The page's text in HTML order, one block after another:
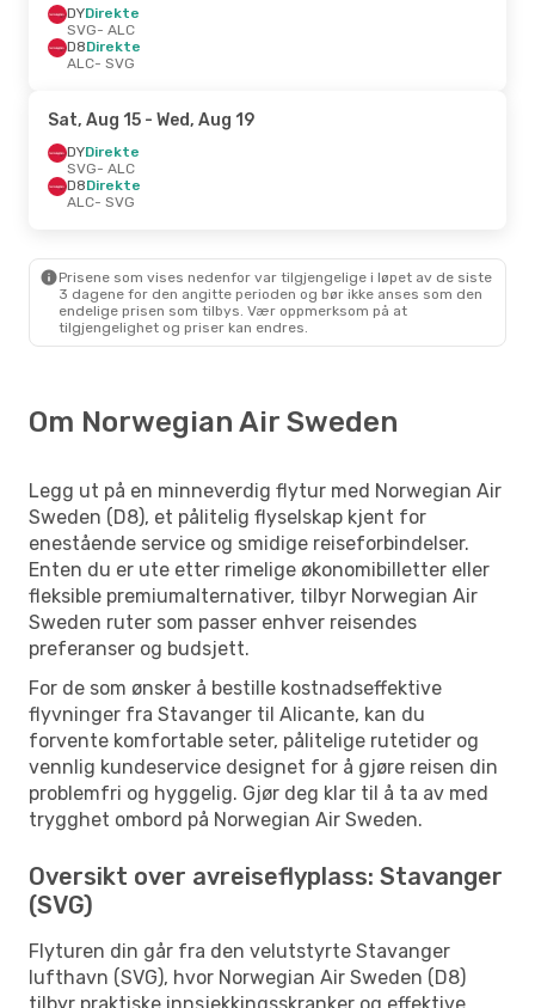
DYDirekte
SVG- ALC
D8Direkte
ALC- SVG
Sat, Aug 15 - Wed, Aug 19
DYDirekte
SVG- ALC
D8Direkte
ALC- SVG
Prisene som vises nedenfor var tilgjengelige i løpet av de siste
3 dagene for den angitte perioden og bør ikke anses som den
endelige prisen som tilbys. Vær oppmerksom på at
tilgjengelighet og priser kan endres.
Om Norwegian Air Sweden
Legg ut på en minneverdig flytur med Norwegian Air
Sweden (D8), et pålitelig flyselskap kjent for
enestående service og smidige reiseforbindelser.
Enten du er ute etter rimelige økonomibilletter eller
fleksible premiumalternativer, tilbyr Norwegian Air
Sweden ruter som passer enhver reisendes
preferanser og budsjett.
For de som ønsker å bestille kostnadseffektive
flyvninger fra Stavanger til Alicante, kan du
forvente komfortable seter, pålitelige rutetider og
vennlig kundeservice designet for å gjøre reisen din
problemfri og hyggelig. Gjør deg klar til å ta av med
trygghet ombord på Norwegian Air Sweden.
Oversikt over avreiseflyplass: Stavanger
(SVG)
Flyturen din går fra den velutstyrte Stavanger
lufthavn (SVG), hvor Norwegian Air Sweden (D8)